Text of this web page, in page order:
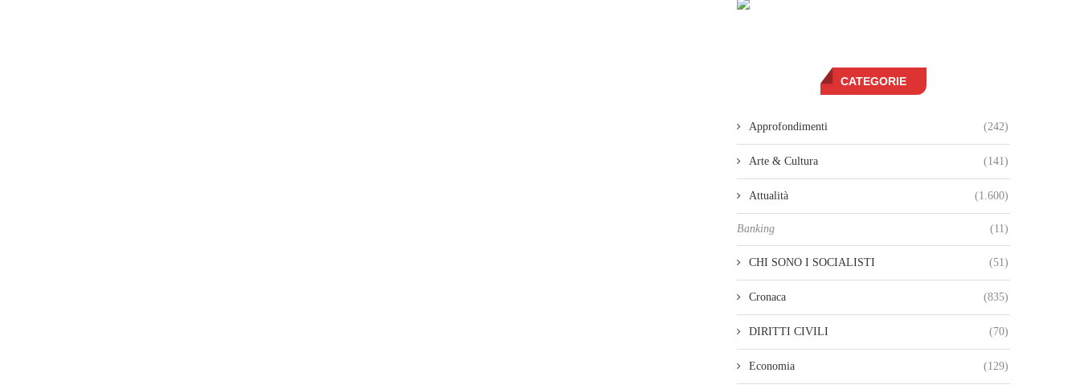
CATEGORIE
Approfondimenti (242)
Arte & Cultura (141)
Attualità (1.600)
Banking (11)
CHI SONO I SOCIALISTI (51)
Cronaca (835)
DIRITTI CIVILI (70)
Economia (129)